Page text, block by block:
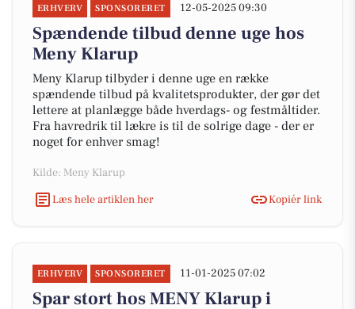
ERHVERV SPONSORERET 12-05-2025 09:30
Spændende tilbud denne uge hos
Meny Klarup
Meny Klarup tilbyder i denne uge en række
spændende tilbud på kvalitetsprodukter, der gør det
lettere at planlægge både hverdags- og festmåltider.
Fra havredrik til lækre is til de solrige dage - der er
noget for enhver smag!
Kilde: Meny Klarup
Læs hele artiklen her
Kopiér link
ERHVERV SPONSORERET 11-01-2025 07:02
Spar stort hos MENY Klarup i